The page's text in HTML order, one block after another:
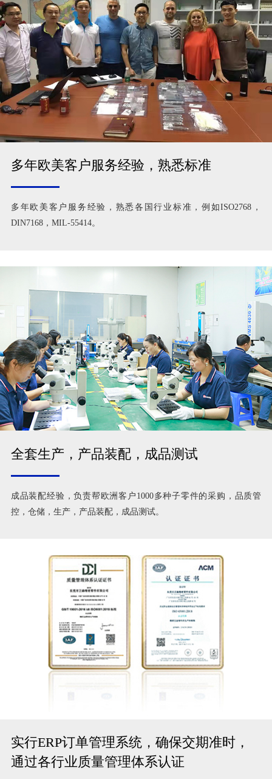
多年欧美客户服务经验，熟悉标准
多年欧美客户服务经验，熟悉各国行业标准，例如ISO2768，
DIN7168，MIL-55414。
全套生产，产品装配，成品测试
成品装配经验，负责帮欧洲客户1000多种子零件的采购，品质管
控，仓储，生产，产品装配，成品测试。
实行ERP订单管理系统，确保交期准时，
通过各行业质量管理体系认证